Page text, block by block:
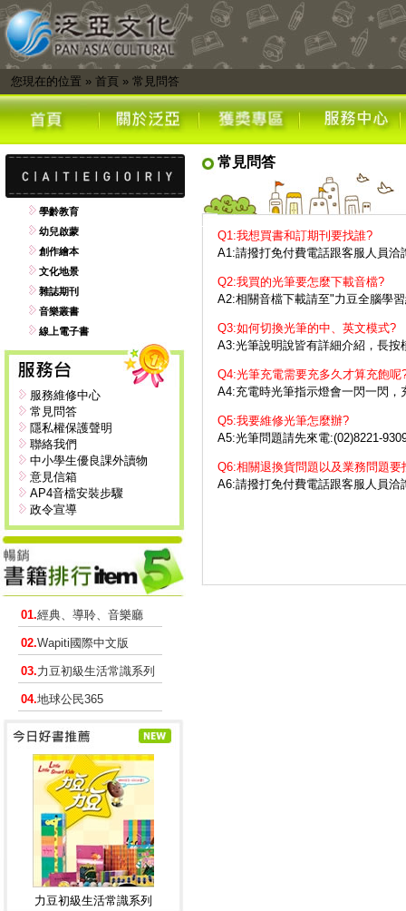
您現在的位置 » 首頁 » 常見問答
學齡教育
幼兒啟蒙
創作繪本
文化地景
雜誌期刊
音樂叢書
線上電子書
服務維修中心
常見問答
隱私權保護聲明
聯絡我們
中小學生優良課外讀物
意見信箱
AP4音檔安裝步驟
政令宣導
01.經典、導聆、音樂廳
02.Wapiti國際中文版
03.力豆初級生活常識系列
04.地球公民365
力豆初級生活常識系列
常見問答
Q1:我想買書和訂期刊要找誰?
A1:請撥打免付費電話跟客服人員洽
Q2:我買的光筆要怎麼下載音檔?
A2:相關音檔下載請至"力豆全腦學
Q3:如何切換光筆的中、英文模式?
A3:光筆說明說皆有詳細介紹，長按
Q4:光筆充電需要充多久才算充飽呢
A4:充電時光筆指示燈會一閃一閃
Q5:我要維修光筆怎麼辦?
A5:光筆問題請先來電:(02)8221-
Q6:相關退換貨問題以及業務問題要
A6:請撥打免付費電話跟客服人員洽